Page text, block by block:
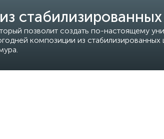
стабилизированных
позволит создать по-настоящему
композиции из стабилизированных